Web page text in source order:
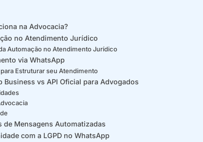
na Advocacia?
no Atendimento Jurídico
Automação no Atendimento Jurídico
via WhatsApp
Estruturar seu Atendimento
Business vs API Oficial para Advogados
de Mensagens Automatizadas
com a LGPD no WhatsApp